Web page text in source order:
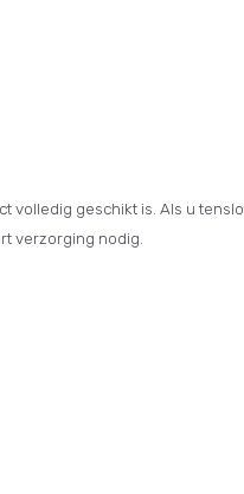
volledig geschikt is. Als u
verzorging nodig.